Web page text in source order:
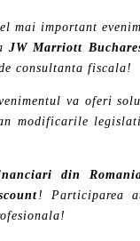
mai important
JW Marriott
consultanta fiscala!
va oferi
modificarile
din
! Participarea